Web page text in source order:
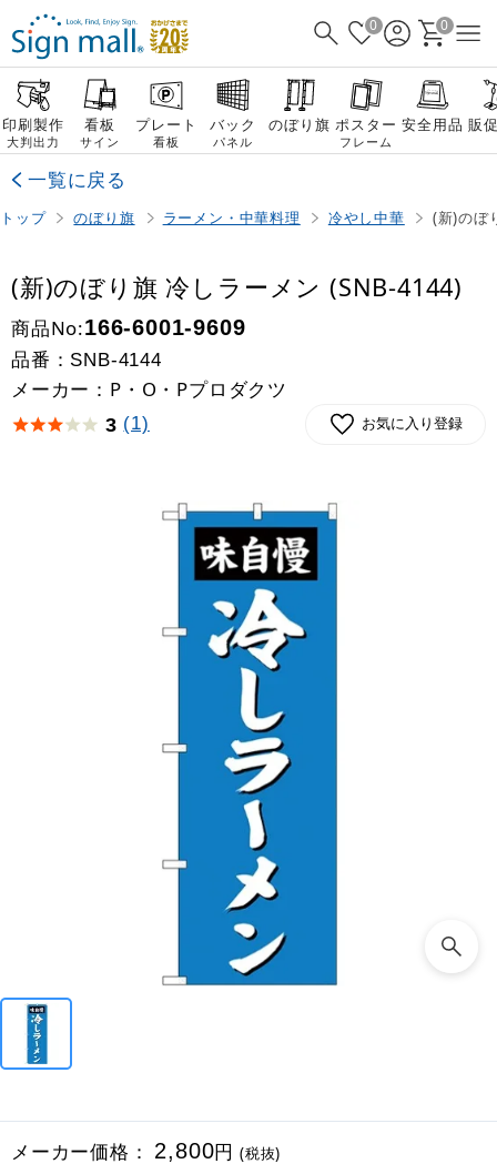
0 0
印刷製作
大判出力
看板
サイン
プレート
看板
バック
パネル
のぼり旗 ポスター
フレーム
安全用品 販
一覧に戻る
トップ のぼり旗 ラーメン・中華料理 冷やし中華 (新)のぼ
(新)のぼり旗 冷しラーメン (SNB-4144)
商品No:166-6001-9609
品番： SNB-4144
メーカー：P・O・Pプロダクツ
3 (1) お気に入り登録
メーカー価格： 2,800円(税抜)